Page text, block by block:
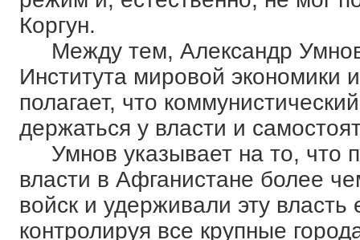
Коргун.
Между тем, Александр
Института мировой
полагает, что
держаться у власти и
Умнов указывает на то, что
власти в Афганистане более
войск и удерживали эту
контролируя все крупные